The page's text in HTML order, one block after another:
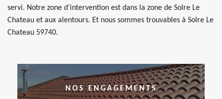
servi. Notre zone d’intervention est dans la zone de Solre Le
Chateau et aux alentours. Et nous sommes trouvables à Solre Le
Chateau 59740.
NOS ENGAGEMENTS